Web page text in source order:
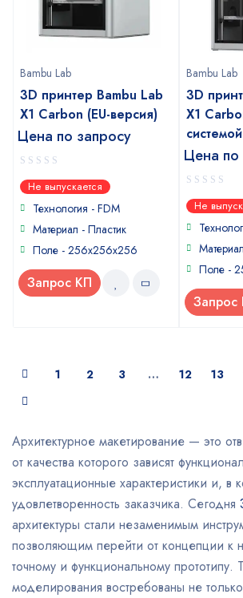
Bambu Lab
3D принтер Bambu Lab
X1 Carbon (EU-версия)
Цена по запросу
0
out
of
Не выпускается
Технология - FDM
Материал - Пластик
Поле - 256х256х256
Запрос КП
Bambu Lab
3D
X1
Цена по
0
out
of
Не
Поле -
Запрос
1 2 3 … 12 13
Архитектурное макетирование — это
от качества которого зависят
эксплуатационные характеристики и, в
удовлетворенность заказчика. Сегодня
архитектуры стали незаменимым
позволяющим перейти от концепции к
точному и функциональному прототипу.
моделирования востребованы не